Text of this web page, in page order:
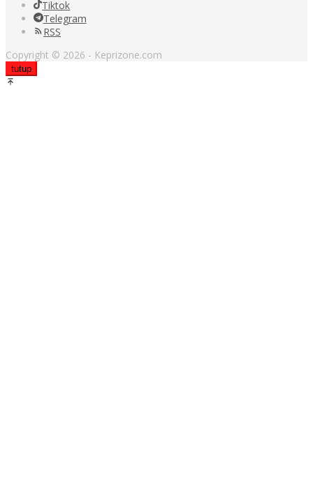
Tiktok
Telegram
RSS
Copyright © 2026 - Keprizone.com
tutup